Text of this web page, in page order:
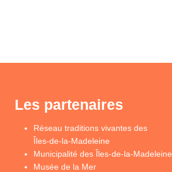
Les partenaires
Réseau traditions vivantes des
Îles-de-la-Madeleine
Municipalité des Îles-de-la-Madeleine
Musée de la Mer